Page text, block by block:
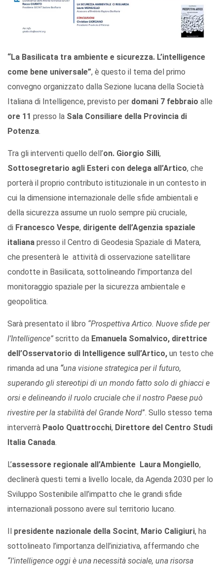
“La Basilicata tra ambiente e sicurezza. L’intelligence
come bene universale”, è questo il tema del primo
convegno organizzato dalla Sezione lucana della Società
Italiana di Intelligence, previsto per domani 7 febbraio alle
ore 11 presso la Sala Consiliare della Provincia di
Potenza.
Tra gli interventi quello dell’on. Giorgio Silli,
Sottosegretario agli Esteri con delega all’Artico, che
porterà il proprio contributo istituzionale in un contesto in
cui la dimensione internazionale delle sfide ambientali e
della sicurezza assume un ruolo sempre più cruciale,
di Francesco Vespe, dirigente dell’Agenzia spaziale
italiana presso il Centro di Geodesia Spaziale di Matera,
che presenterà le attività di osservazione satellitare
condotte in Basilicata, sottolineando l’importanza del
monitoraggio spaziale per la sicurezza ambientale e
geopolitica.
Sarà presentato il libro “Prospettiva Artico. Nuove sfide per
l’Intelligence” scritto da Emanuela Somalvico, direttrice
dell’Osservatorio di Intelligence sull’Artico, un testo che
rimanda ad una “una visione strategica per il futuro,
superando gli stereotipi di un mondo fatto solo di ghiacci e
orsi e delineando il ruolo cruciale che il nostro Paese può
rivestire per la stabilità del Grande Nord”. Sullo stesso tema
interverrà Paolo Quattrocchi, Direttore del Centro Studi
Italia Canada.
L’assessore regionale all’Ambiente Laura Mongiello,
declinerà questi temi a livello locale, da Agenda 2030 per lo
Sviluppo Sostenibile all’impatto che le grandi sfide
internazionali possono avere sul territorio lucano.
Il presidente nazionale della Socint, Mario Caligiuri, ha
sottolineato l’importanza dell’iniziativa, affermando che
“l’intelligence oggi è una necessità sociale, una risorsa